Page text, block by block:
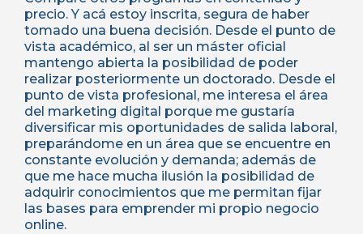
precio. Y acá estoy inscrita, segura de haber
tomado una buena decisión. Desde el punto de
vista académico, al ser un máster oficial
mantengo abierta la posibilidad de poder
realizar posteriormente un doctorado. Desde el
punto de vista profesional, me interesa el área
del marketing digital porque me gustaría
diversificar mis oportunidades de salida laboral,
preparándome en un área que se encuentre en
constante evolución y demanda; además de
que me hace mucha ilusión la posibilidad de
adquirir conocimientos que me permitan fijar
las bases para emprender mi propio negocio
online.